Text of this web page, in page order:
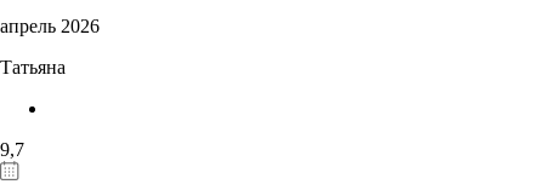
апрель 2026
Татьяна
9,7